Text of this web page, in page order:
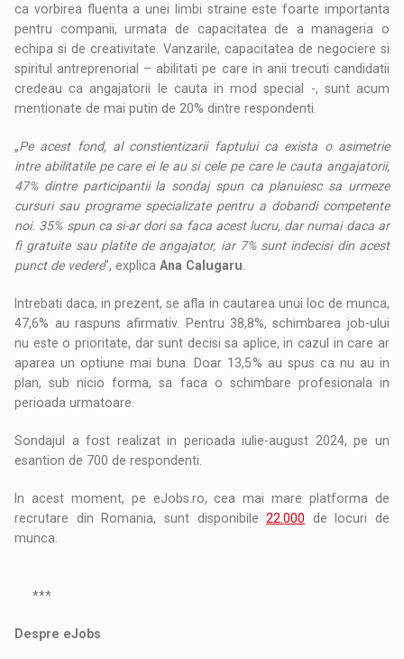
ca vorbirea fluenta a unei limbi straine este foarte importanta
pentru companii, urmata de capacitatea de a manageria o
echipa si de creativitate. Vanzarile, capacitatea de negociere si
spiritul antreprenorial – abilitati pe care in anii trecuti candidatii
credeau ca angajatorii le cauta in mod special -, sunt acum
mentionate de mai putin de 20% dintre respondenti.
„Pe acest fond, al constientizarii faptului ca exista o asimetrie
intre abilitatile pe care ei le au si cele pe care le cauta angajatorii,
47% dintre participantii la sondaj spun ca planuiesc sa urmeze
cursuri sau programe specializate pentru a dobandi competente
noi. 35% spun ca si-ar dori sa faca acest lucru, dar numai daca ar
fi gratuite sau platite de angajator, iar 7% sunt indecisi din acest
punct de vedere”, explicaAna Calugaru
Intrebati daca, in prezent, se afla in cautarea unui loc de munca,
47,6% au raspuns afirmativ. Pentru 38,8%, schimbarea job-ului
nu este o prioritate, dar sunt decisi sa aplice, in cazul in care ar
aparea un optiune mai buna. Doar 13,5% au spus ca nu au in
plan, sub nicio forma, sa faca o schimbare profesionala in
perioada urmatoare.
Sondajul a fost realizat in perioada iulie-august 2024, pe un
esantion de 700 de respondenti.
In acest moment, pe eJobs.ro, cea mai mare platforma de
recrutare din Romania, sunt disponibile22.000 de locuri de
munca.
***
Despre eJobs